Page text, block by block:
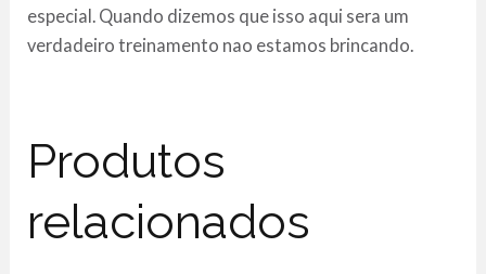
especial. Quando dizemos que isso aqui sera um
verdadeiro treinamento nao estamos brincando.
Produtos
relacionados